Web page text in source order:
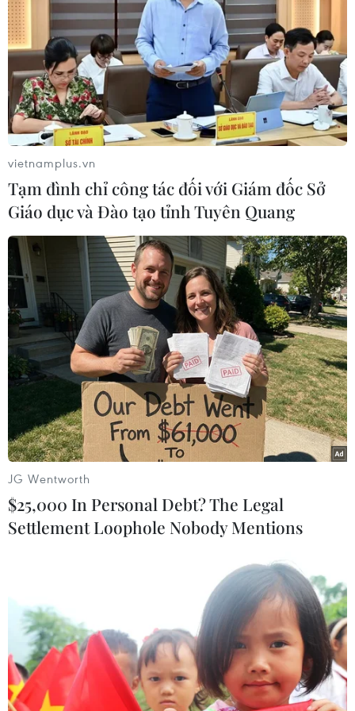
TIN LIÊN QUAN
Thủ tướng Chính phủ nhắc nhở 8 vấn đề
Bộ Y tế cần quan tâm xử lý
18/10/2016 13:09
An toàn vệ sinh thực phẩm, an ninh bệnh viện, đấu giá
và đấu thầu thuốc, công tác cán bộ, trục lợi quỹ BHYT,
quá tải bệnh viện... là những vấn đề Thủ tướng chỉ đạo
Bộ Y tế cần quan tâm xử lý.
vietnamplus.vn
Tạm đình chỉ công tác đối với Giám đốc Sở
Giáo dục và Đào tạo tỉnh Tuyên Quang
JG Wentworth
$25,000 In Personal Debt? The Legal
Settlement Loophole Nobody Mentions